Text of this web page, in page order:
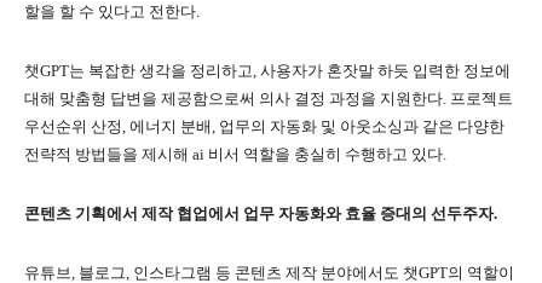
할을 할 수 있다고 전한다.
챗GPT는 복잡한 생각을 정리하고, 사용자가 혼잣말 하듯 입력한 정보에
대해 맞춤형 답변을 제공함으로써 의사 결정 과정을 지원한다. 프로젝트
우선순위 산정, 에너지 분배, 업무의 자동화 및 아웃소싱과 같은 다양한
전략적 방법들을 제시해 ai 비서 역할을 충실히 수행하고 있다.
콘텐츠 기획에서 제작 협업에서 업무 자동화와 효율 증대의 선두주자.
유튜브, 블로그, 인스타그램 등 콘텐츠 제작 분야에서도 챗GPT의 역할이